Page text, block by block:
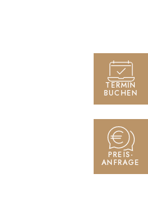
TERMIN
BUCHEN
PREIS-
ANFRAGE